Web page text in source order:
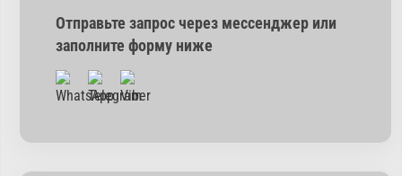
Отправьте запрос через мессенджер или
заполните форму ниже